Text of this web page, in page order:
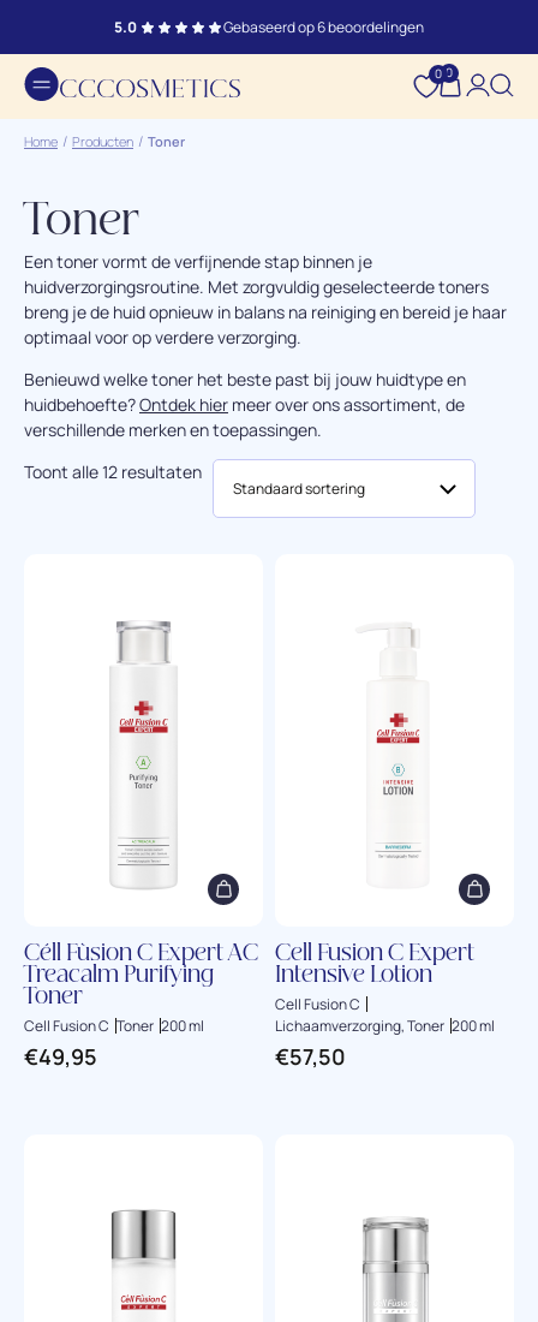
5.0 Gebaseerd op 6 beoordelingen
0 0
Home Producten Toner
Toner
Een toner vormt de verfijnende stap binnen je
huidverzorgingsroutine. Met zorgvuldig geselecteerde toners
breng je de huid opnieuw in balans na reiniging en bereid je haar
optimaal voor op verdere verzorging.
Benieuwd welke toner het beste past bij jouw huidtype en
huidbehoefte?Ontdek hier meer over ons assortiment, de
verschillende merken en toepassingen.
Toont alle 12 resultaten
Céll Fùsion C Expert AC
Treacalm Purifying
Toner
Cell Fusion C Toner 200 ml
€49,95
Cell Fusion C Expert
Intensive Lotion
Cell Fusion C
Lichaamverzorging, Toner 200 ml
€57,50